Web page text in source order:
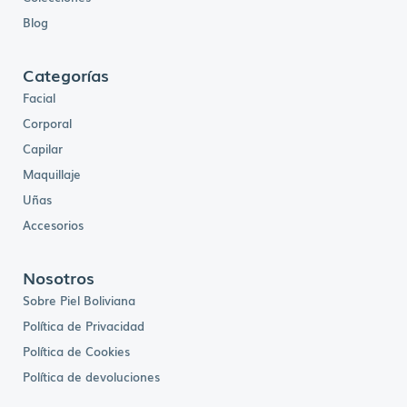
Blog
Categorías
Facial
Corporal
Capilar
Maquillaje
Uñas
Accesorios
Nosotros
Sobre Piel Boliviana
Política de Privacidad
Política de Cookies
Política de devoluciones